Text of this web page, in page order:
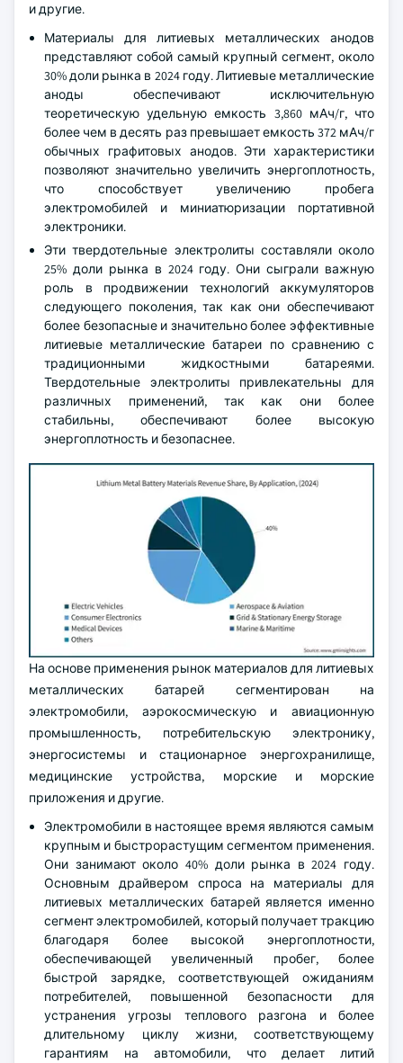
и другие.
Материалы для литиевых металлических анодов
представляют собой самый крупный сегмент, около
30% доли рынка в 2024 году. Литиевые металлические
аноды обеспечивают исключительную
теоретическую удельную емкость 3,860 мАч/г, что
более чем в десять раз превышает емкость 372 мАч/г
обычных графитовых анодов. Эти характеристики
позволяют значительно увеличить энергоплотность,
что способствует увеличению пробега
электромобилей и миниатюризации портативной
электроники.
Эти твердотельные электролиты составляли около
25% доли рынка в 2024 году. Они сыграли важную
роль в продвижении технологий аккумуляторов
следующего поколения, так как они обеспечивают
более безопасные и значительно более эффективные
литиевые металлические батареи по сравнению с
традиционными жидкостными батареями.
Твердотельные электролиты привлекательны для
различных применений, так как они более
стабильны, обеспечивают более высокую
энергоплотность и безопаснее.
На основе применения рынок материалов для литиевых
металлических батарей сегментирован на
электромобили, аэрокосмическую и авиационную
промышленность, потребительскую электронику,
энергосистемы и стационарное энергохранилище,
медицинские устройства, морские и морские
приложения и другие.
Электромобили в настоящее время являются самым
крупным и быстрорастущим сегментом применения.
Они занимают около 40% доли рынка в 2024 году.
Основным драйвером спроса на материалы для
литиевых металлических батарей является именно
сегмент электромобилей, который получает тракцию
благодаря более высокой энергоплотности,
обеспечивающей увеличенный пробег, более
быстрой зарядке, соответствующей ожиданиям
потребителей, повышенной безопасности для
устранения угрозы теплового разгона и более
длительному циклу жизни, соответствующему
гарантиям на автомобили, что делает литий